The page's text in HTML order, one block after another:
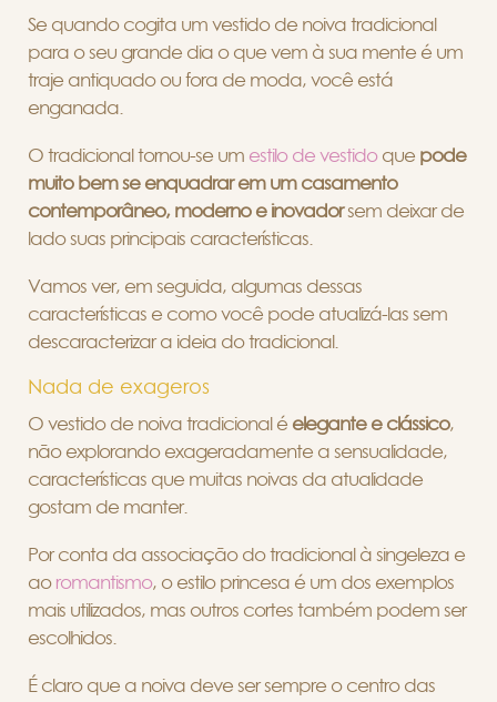
Se quando cogita um vestido de noiva tradicional
para o seu grande dia o que vem à sua mente é um
traje antiquado ou fora de moda, você está
enganada.
O tradicional tornou-se um estilo de vestidoque pode
muito bem se enquadrar em um casamento
contemporâneo, moderno e inovadorsem deixar de
lado suas principais características.
Vamos ver, em seguida, algumas dessas
características e como você pode atualizá-las sem
descaracterizar a ideia do tradicional.
Nada de exageros
O vestido de noiva tradicional é elegante e clássico,
não explorando exageradamente a sensualidade,
características que muitas noivas da atualidade
gostam de manter.
Por conta da associação do tradicional à singeleza e
ao romantismo, o estilo princesa é um dos exemplos
mais utilizados, mas outros cortes também podem ser
escolhidos.
É claro que a noiva deve ser sempre o centro das